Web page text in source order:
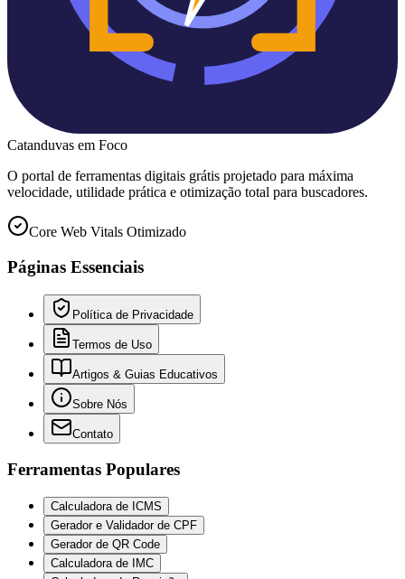
Catanduvas em Foco
O portal de ferramentas digitais grátis projetado para máxima
velocidade, utilidade prática e otimização total para buscadores.
Core Web Vitals Otimizado
Páginas Essenciais
Política de Privacidade
Termos de Uso
Artigos & Guias Educativos
Sobre Nós
Contato
Ferramentas Populares
Calculadora de ICMS
Gerador e Validador de CPF
Gerador de QR Code
Calculadora de IMC